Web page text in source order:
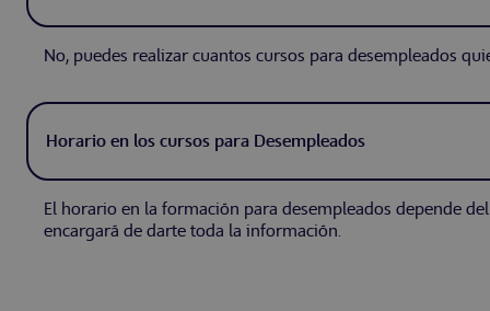
No, puedes realizar cuantos cursos para desempleados
Horario en los cursos para Desempleados
El horario en la formación para desempleados depende
encargará de darte toda la información.